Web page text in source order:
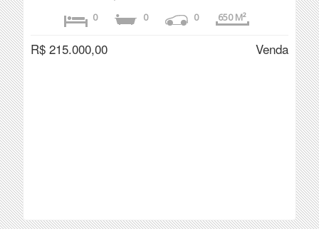
0 0 0 650 M²
R$ 215.000,00 Venda